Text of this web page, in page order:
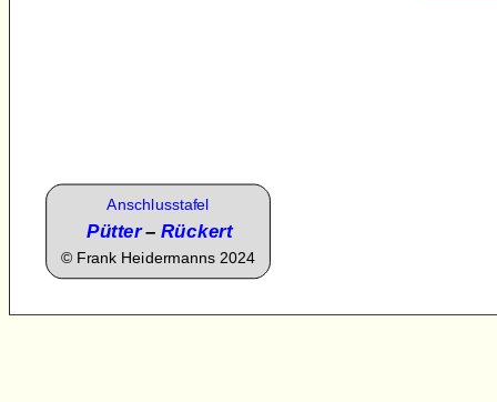
Anschlusstafel
Pütter– Rückert
© Frank Heidermanns 2024